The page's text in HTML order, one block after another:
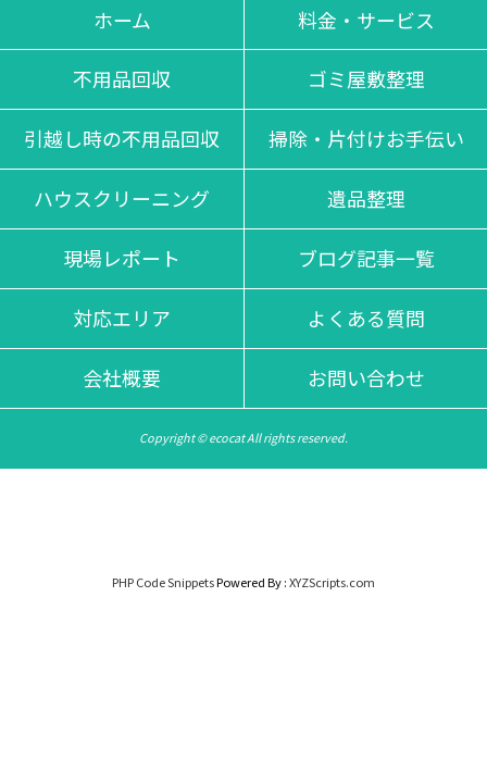
が及ぶ可能性があります。
無料という響きは魅力的ですが、絶対に利用するのは避けま
しょう。
ただし、設置する場所や環境、製品や冷却方式によって異な
る部分もあるため、詳細を知りたい場合はメーカーに問い合
わせるのが賢明です。
ホーム 料金・サービス
不用品回収 ゴミ屋敷整理
引越し時の不用品回収 掃除・片付けお手伝い
ハウスクリーニング 遺品整理
現場レポート ブログ記事一覧
対応エリア よくある質問
会社概要 お問い合わせ
Copyright © ecocat All rights reserved.
PHP Code SnippetsPowered By :XYZScripts.com